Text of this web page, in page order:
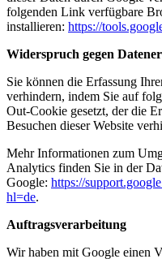
folgenden Link verfügbare
installieren: https://
Widerspruch gegen
Sie können die Erfassung
verhindern, indem Sie auf
Out-Cookie gesetzt, der die
Besuchen dieser Website
Mehr Informationen zum
Analytics finden Sie in der
Google: https://
hl=de.
Auftragsverarbeitung
Wir haben mit Google einen